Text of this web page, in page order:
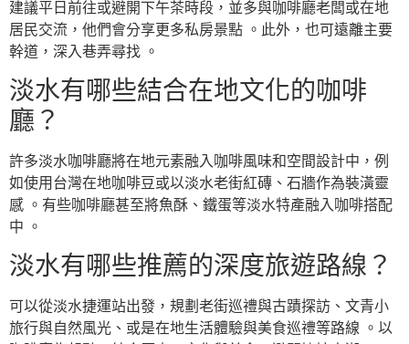
建議平日前往或避開下午茶時段，並多與咖啡廳老闆或在地
居民交流，他們會分享更多私房景點 。此外，也可遠離主要
幹道，深入巷弄尋找 。
淡水有哪些結合在地文化的咖啡
廳？
許多淡水咖啡廳將在地元素融入咖啡風味和空間設計中，例
如使用台灣在地咖啡豆或以淡水老街紅磚、石牆作為裝潢靈
感 。有些咖啡廳甚至將魚酥、鐵蛋等淡水特產融入咖啡搭配
中 。
淡水有哪些推薦的深度旅遊路線？
可以從淡水捷運站出發，規劃老街巡禮與古蹟探訪、文青小
旅行與自然風光、或是在地生活體驗與美食巡禮等路線 。以